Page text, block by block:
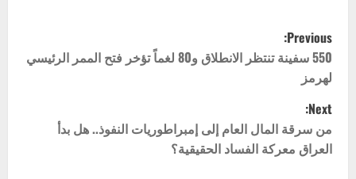
P
o
s
t
n
Previous:
550 سفينة تنتظر الانطلاق و80 لغماً تؤخر فتح الممر الرئيسي
لهرمز
Next:
من سرقة المال العام إلى إمبراطوريات النفوذ.. هل بدأ
العراق معركة الفساد الحقيقية؟